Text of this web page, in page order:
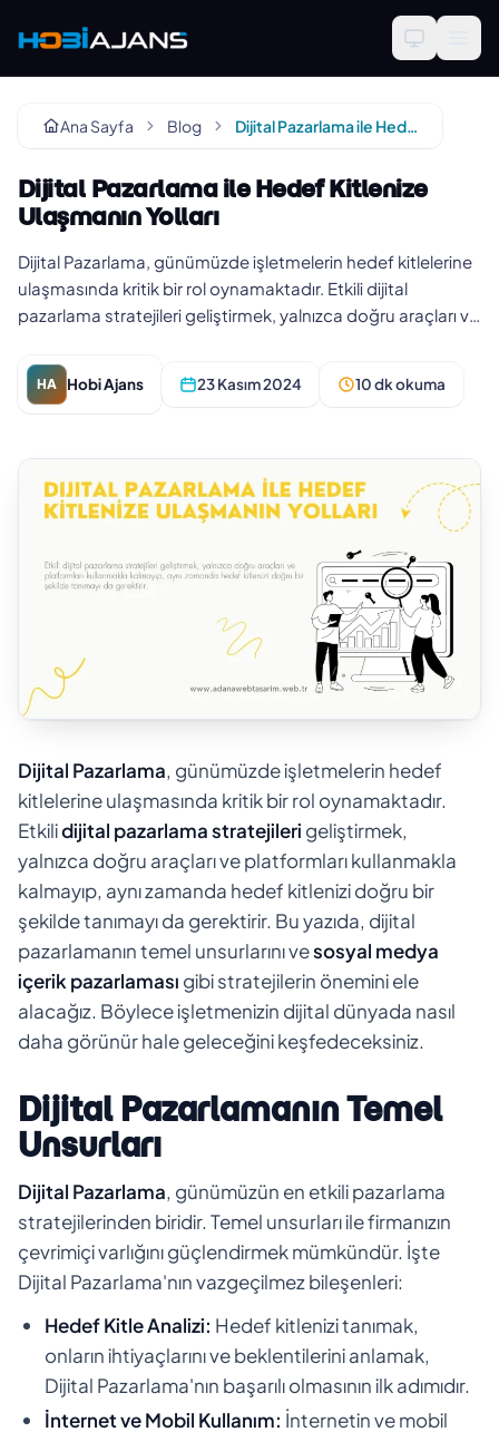
Ana Sayfa Blog Dijital Pazarlama ile Hedef Kitlenize Ulaşmanın Yolları
Dijital Pazarlama ile Hedef Kitlenize
Ulaşmanın Yolları
Dijital Pazarlama, günümüzde işletmelerin hedef kitlelerine
ulaşmasında kritik bir rol oynamaktadır. Etkili dijital
pazarlama stratejileri geliştirmek, yalnızca doğru araçları ve
HA Hobi Ajans 23 Kasım 2024 10 dk okuma
Dijital Pazarlama, günümüzde işletmelerin hedef
kitlelerine ulaşmasında kritik bir rol oynamaktadır.
Etkilidijital pazarlama stratejileri geliştirmek,
yalnızca doğru araçları ve platformları kullanmakla
kalmayıp, aynı zamanda hedef kitlenizi doğru bir
şekilde tanımayı da gerektirir. Bu yazıda, dijital
pazarlamanın temel unsurlarını vesosyal medya
içerik pazarlaması gibi stratejilerin önemini ele
alacağız. Böylece işletmenizin dijital dünyada nasıl
daha görünür hale geleceğini keşfedeceksiniz.
Dijital Pazarlamanın Temel
Unsurları
Dijital Pazarlama, günümüzün en etkili pazarlama
stratejilerinden biridir. Temel unsurları ile firmanızın
çevrimiçi varlığını güçlendirmek mümkündür. İşte
Dijital Pazarlama'nın vazgeçilmez bileşenleri:
Hedef Kitle Analizi: Hedef kitlenizi tanımak,
onların ihtiyaçlarını ve beklentilerini anlamak,
Dijital Pazarlama'nın başarılı olmasının ilk adımıdır.
İnternet ve Mobil Kullanım: İnternetin ve mobil